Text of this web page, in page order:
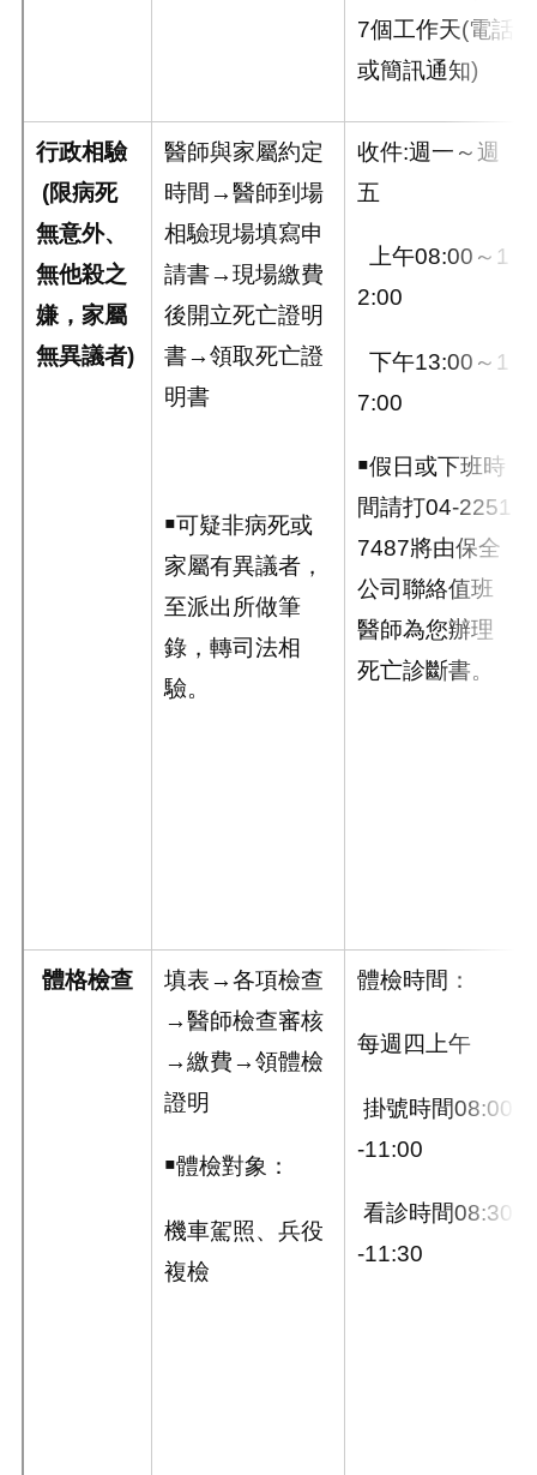
7個工作天(電話
或簡訊通知)
行政相驗
(限病死
無意外、
無他殺之
嫌，家屬
無異議者)
醫師與家屬約定
時間→醫師到場
相驗現場填寫申
請書→現場繳費
後開立死亡證明
書→領取死亡證
明書
￭可疑非病死或
家屬有異議者，
至派出所做筆
錄，轉司法相
驗。
收件:週一～週
五
上午08:00～1
2:00
下午13:00～1
7:00
￭假日或下班時
間請打04-2251
7487將由保全
公司聯絡值班
醫師為您辦理
死亡診斷書。
體格檢查
填表→各項檢查
→醫師檢查審核
→繳費→領體檢
證明
￭體檢對象：
機車駕照、兵役
複檢
體檢時間：
每週四上午
掛號時間08:00
-11:00
看診時間08:30
-11:30